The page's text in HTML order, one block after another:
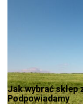
Jak wybrać sklep
Podpowiadamy